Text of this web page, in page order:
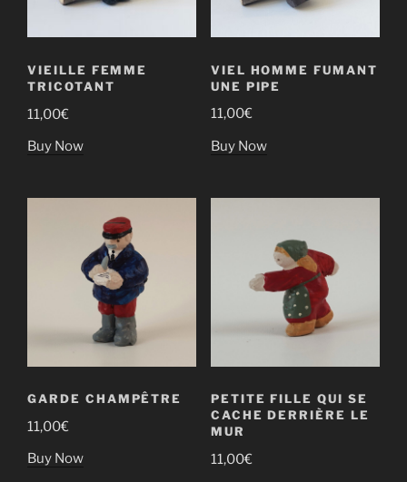
VIEILLE FEMME
TRICOTANT
11,00€
Buy Now
VIEL HOMME FUMANT
UNE PIPE
11,00€
Buy Now
GARDE CHAMPÊTRE
11,00€
Buy Now
PETITE FILLE QUI SE
CACHE DERRIÈRE LE
MUR
11,00€